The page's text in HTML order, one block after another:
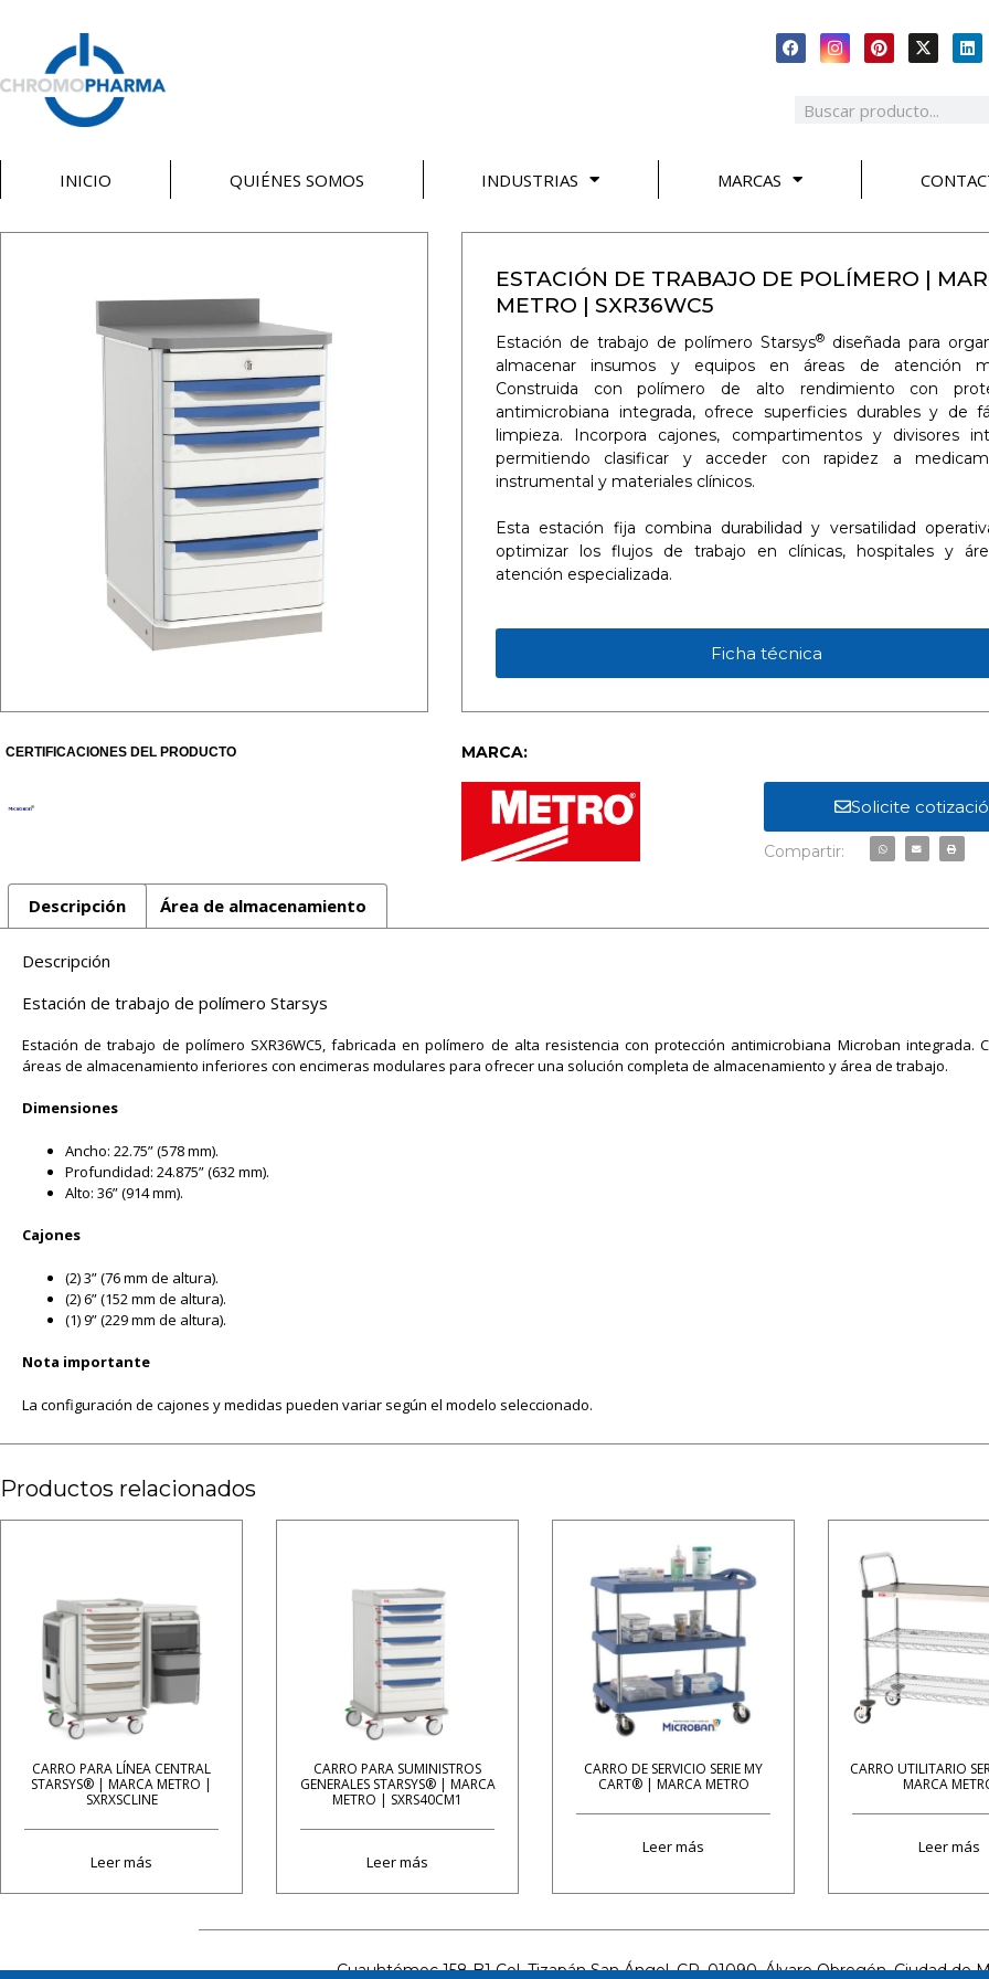
INICIO QUIÉNES SOMOS INDUSTRIAS MARCAS
ESTACIÓN DE TRABAJO DE POLÍMERO |
METRO | SXR36WC5
Estación de trabajo de polímero Starsys®
diseñada para
almacenar insumos y equipos en áreas de atención
Construida con polímero de alto rendimiento con
antimicrobiana integrada, ofrece superficies durables y de
limpieza. Incorpora cajones, compartimentos y divisores
permitiendo clasificar y acceder con rapidez a
instrumental y materiales clínicos.
Esta estación fija combina durabilidad y versatilidad
optimizar los flujos de trabajo en clínicas, hospitales y
atención especializada.
Ficha técnica
CERTIFICACIONES DEL PRODUCTO MARCA:
Solicite
Compartir:
Descripción Área de almacenamiento
Descripción
Estación de trabajo de polímero Starsys
Estación de trabajo de polímero SXR36WC5, fabricada en polímero de alta resistencia con protección antimicrobiana Microban integrada.
áreas de almacenamiento inferiores con encimeras modulares para ofrecer una solución completa de almacenamiento y área de trabajo.
Dimensiones
Ancho: 22.75” (578 mm).
Profundidad: 24.875” (632 mm).
Alto: 36” (914 mm).
Cajones
(2) 3” (76 mm de altura).
(2) 6” (152 mm de altura).
(1) 9” (229 mm de altura).
Nota importante
La configuración de cajones y medidas pueden variar según el modelo seleccionado.
Productos relacionados
CARRO PARA LÍNEA CENTRAL
STARSYS® | MARCA METRO |
SXRXSCLINE
Leer más
CARRO PARA SUMINISTROS
GENERALES STARSYS® | MARCA
METRO | SXRS40CM1
Leer más
CARRO DE SERVICIO SERIE MY
CART® | MARCA METRO
Leer más
CARRO UTILITARIO
MARCA
Leer más
Cuauhtémoc 158 B1 Col. Tizapán San Ángel, CP. 01090, Álvaro Obregón, Ciudad de